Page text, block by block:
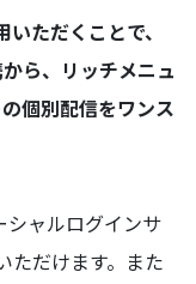
ただくことで、
ら、リッチメニュ
個別配信をワンス
シャルログインサ
ただけます。また